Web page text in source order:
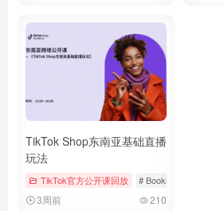
TikTok Shop东南亚基础直播
玩法
TikTok官方公开课回放 # Bookings & Vouchers
3周前 210